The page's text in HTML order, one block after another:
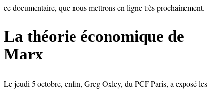
ce documentaire, que nous mettrons en ligne très prochainement.
La théorie économique de
Marx
Le jeudi 5 octobre, enfin, Greg Oxley, du PCF Paris, a exposé les